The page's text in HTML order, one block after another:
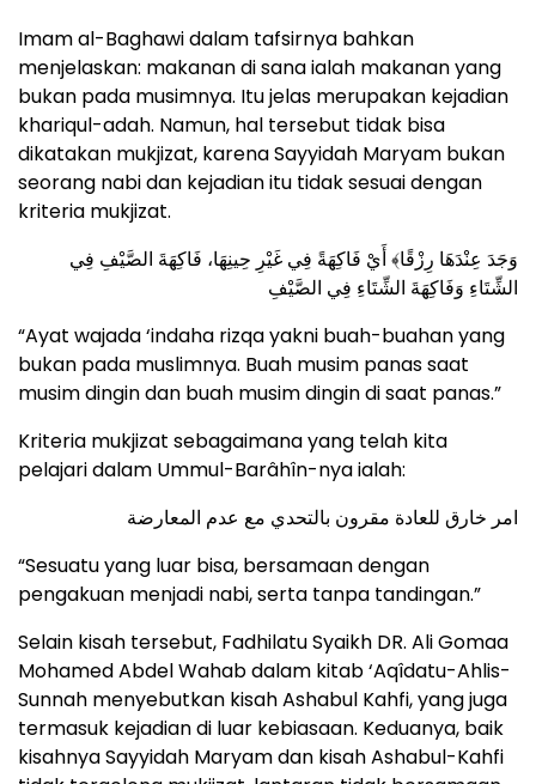
Imam al-Baghawi dalam tafsirnya bahkan
menjelaskan: makanan di sana ialah makanan yang
bukan pada musimnya. Itu jelas merupakan kejadian
khariqul-adah. Namun, hal tersebut tidak bisa
dikatakan mukjizat, karena Sayyidah Maryam bukan
seorang nabi dan kejadian itu tidak sesuai dengan
kriteria mukjizat.
وَجَدَ عِنْدَهَا رِزْقًا﴾ أَيْ فَاكِهَةً فِي غَيْرِ حِينِهَا، فَاكِهَةَ الصَّيْفِ فِي
الشِّتَاءِ وَفَاكِهَةَ الشِّتَاءِ فِي الصَّيْفِ
“Ayat wajada ‘indaha rizqa yakni buah-buahan yang
bukan pada muslimnya. Buah musim panas saat
musim dingin dan buah musim dingin di saat panas.”
Kriteria mukjizat sebagaimana yang telah kita
pelajari dalam Ummul-Barâhîn-nya ialah:
امر خارق للعادة مقرون بالتحدي مع عدم المعارضة
“Sesuatu yang luar bisa, bersamaan dengan
pengakuan menjadi nabi, serta tanpa tandingan.”
Selain kisah tersebut, Fadhilatu Syaikh DR. Ali Gomaa
Mohamed Abdel Wahab dalam kitab ‘Aqîdatu-Ahlis-
Sunnah menyebutkan kisah Ashabul Kahfi, yang juga
termasuk kejadian di luar kebiasaan. Keduanya, baik
kisahnya Sayyidah Maryam dan kisah Ashabul-Kahfi